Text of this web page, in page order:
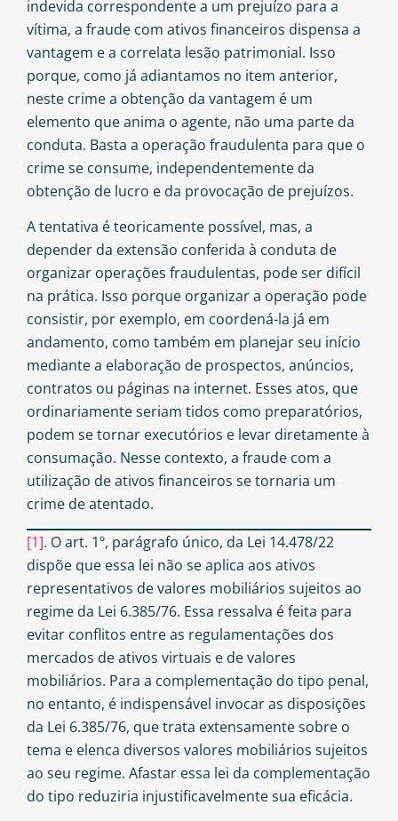
indevida correspondente a um prejuízo para a
vítima, a fraude com ativos financeiros dispensa a
vantagem e a correlata lesão patrimonial. Isso
porque, como já adiantamos no item anterior,
neste crime a obtenção da vantagem é um
elemento que anima o agente, não uma parte da
conduta. Basta a operação fraudulenta para que o
crime se consume, independentemente da
obtenção de lucro e da provocação de prejuízos.
A tentativa é teoricamente possível, mas, a
depender da extensão conferida à conduta de
organizar operações fraudulentas, pode ser difícil
na prática. Isso porque organizar a operação pode
consistir, por exemplo, em coordená-la já em
andamento, como também em planejar seu início
mediante a elaboração de prospectos, anúncios,
contratos ou páginas na internet. Esses atos, que
ordinariamente seriam tidos como preparatórios,
podem se tornar executórios e levar diretamente à
consumação. Nesse contexto, a fraude com a
utilização de ativos financeiros se tornaria um
crime de atentado.
[1]. O art. 1º, parágrafo único, da Lei 14.478/22
dispõe que essa lei não se aplica aos ativos
representativos de valores mobiliários sujeitos ao
regime da Lei 6.385/76. Essa ressalva é feita para
evitar conflitos entre as regulamentações dos
mercados de ativos virtuais e de valores
mobiliários. Para a complementação do tipo penal,
no entanto, é indispensável invocar as disposições
da Lei 6.385/76, que trata extensamente sobre o
tema e elenca diversos valores mobiliários sujeitos
ao seu regime. Afastar essa lei da complementação
do tipo reduziria injustificavelmente sua eficácia.